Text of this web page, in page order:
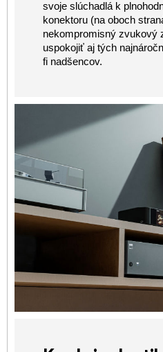
svoje slúchadlá k
konektoru (na oboch
nekompromisný zvukový
uspokojiť aj tých
fi nadšencov.